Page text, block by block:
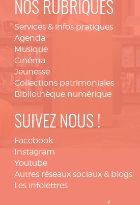
NOS RUBRIQUES
Services & infos pratiques
Agenda
Musique
Cinéma
Jeunesse
Collections patrimoniales
Bibliothèque numérique
SUIVEZ NOUS !
Facebook
Instagram
Youtube
Autres réseaux sociaux & blogs
Les infolettres